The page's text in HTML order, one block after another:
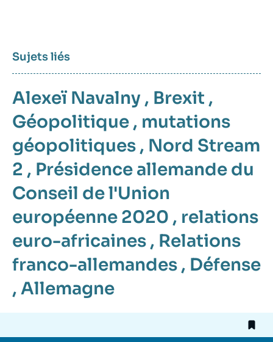
Sujets liés
Alexeï Navalny , Brexit ,
Géopolitique , mutations
géopolitiques , Nord Stream
2 , Présidence allemande du
Conseil de l'Union
européenne 2020 , relations
euro-africaines , Relations
franco-allemandes , Défense
, Allemagne